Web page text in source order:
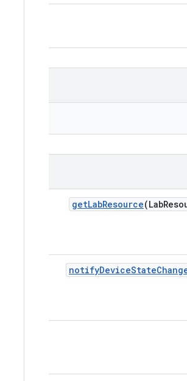
getLabResource(Lab
notifyDeviceState